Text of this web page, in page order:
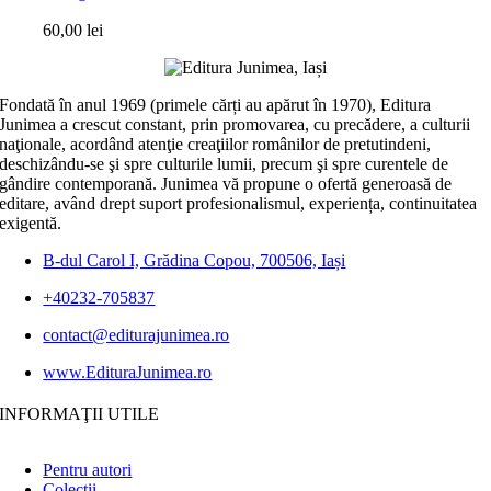
60,00lei
Fondată în anul 1969 (primele cărți au apărut în 1970), Editura
Junimea a crescut constant, prin promovarea, cu precădere, a culturii
naţionale, acordând atenţie creaţiilor românilor de pretutindeni,
deschizându-se şi spre culturile lumii, precum şi spre curentele de
gândire contemporană. Junimea vă propune o ofertă generoasă de
editare, având drept suport profesionalismul, experiența, continuitatea
exigentă.
B-dul Carol I, Grădina Copou, 700506, Iași
+40232-705837
contact@editurajunimea.ro
www.EdituraJunimea.ro
INFORMAŢII UTILE
Pentru autori